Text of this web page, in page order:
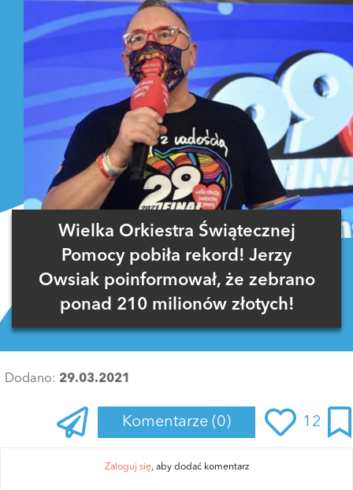
Wielka Orkiestra Świątecznej
Pomocy pobiła rekord! Jerzy
Owsiak poinformował, że zebrano
ponad 210 milionów złotych!
Dodano: 29.03.2021
Komentarze (0) 12
Zaloguj się, aby dodać komentarz